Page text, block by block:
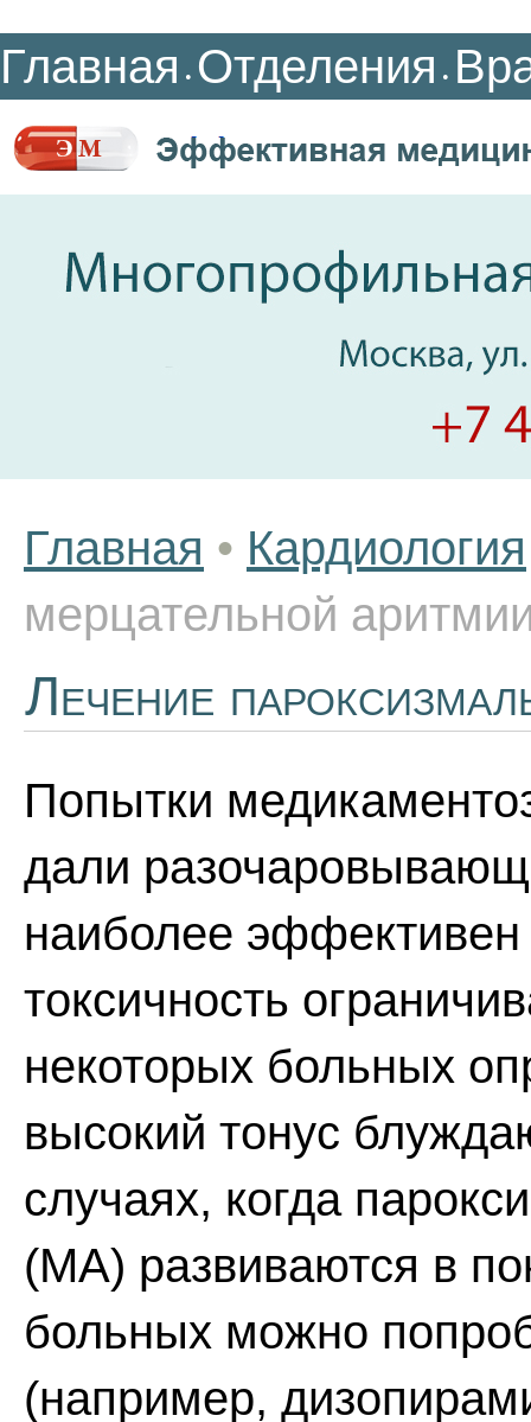
Главная • Отделения •
Главная • Кардиология
мерцательной
Лечение
Попытки
дали
наиболее
токсичность
некоторых больных
высокий тонус
случаях, когда
(МА) развиваются в
больных можно
(например,